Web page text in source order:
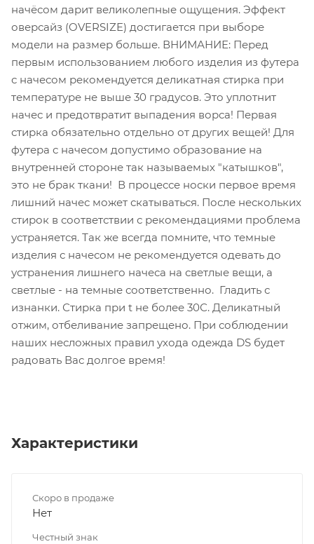
начёсом дарит великолепные ощущения. Эффект
оверсайз (OVERSIZE) достигается при выборе
модели на размер больше. ВНИМАНИЕ: Перед
первым использованием любого изделия из футера
с начесом рекомендуется деликатная стирка при
температуре не выше 30 градусов. Это уплотнит
начес и предотвратит выпадения ворса! Первая
стирка обязательно отдельно от других вещей! Для
футера с начесом допустимо образование на
внутренней стороне так называемых "катышков",
это не брак ткани! В процессе носки первое время
лишний начес может скатываться. После нескольких
стирок в соответствии с рекомендациями проблема
устраняется. Так же всегда помните, что темные
изделия с начесом не рекомендуется одевать до
устранения лишнего начеса на светлые вещи, а
светлые - на темные соответственно. Гладить с
изнанки. Стирка при t не более 30С. Деликатный
отжим, отбеливание запрещено. При соблюдении
наших несложных правил ухода одежда DS будет
радовать Вас долгое время!
Характеристики
Скоро в продаже
Нет
Честный знак